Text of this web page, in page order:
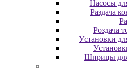
Насосы
Раздача
Роздача
Уcтaнoвки
Шпpицы для